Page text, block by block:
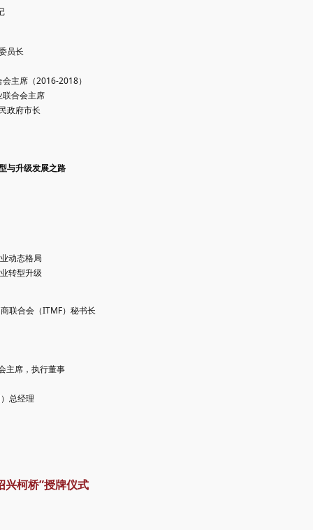
员长
主席（2016-2018）
会主席
政府市长
与升级发展之路
动态格局
转型升级
联合会（ITMF）秘书长
主席，执行董事
总经理
兴柯桥”授牌仪式